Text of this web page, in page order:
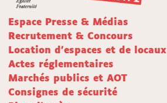
Espace Presse & Médias
Recrutement & Concours
Location d'espaces et de locaux
Actes réglementaires
Marchés publics et AOT
Consignes de sécurité